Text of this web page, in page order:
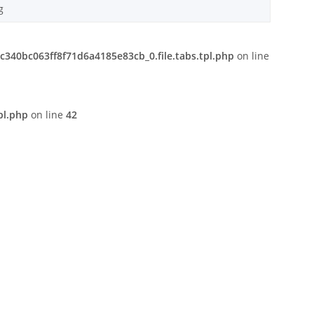
on line
on line 42